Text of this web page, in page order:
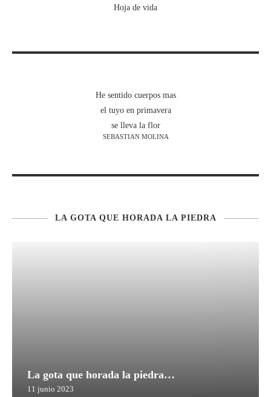
Hoja de vida
He sentido cuerpos mas
el tuyo en primavera
se lleva la flor
SEBASTIAN MOLINA
LA GOTA QUE HORADA LA PIEDRA
La gota que horada la piedra…
11 junio 2023